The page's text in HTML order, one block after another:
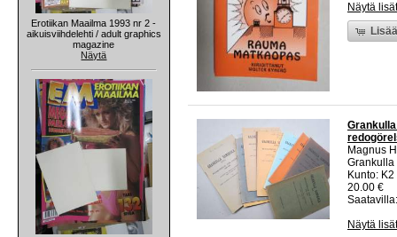
Erotiikan Maailma 1993 nr 2 -
aikuisviihdelehti / adult graphics
magazine
Näytä
Näytä
Grankulla
Magnus
Grankulla
Kunto:
20.00 €
Näytä